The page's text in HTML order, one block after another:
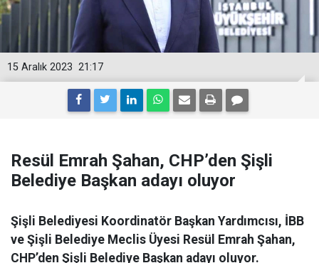
21:17
15 Aralık 2023
Resül Emrah Şahan, CHP’den Şişli
Belediye Başkan adayı oluyor
Şişli Belediyesi Koordinatör Başkan Yardımcısı, İBB
ve Şişli Belediye Meclis Üyesi Resül Emrah Şahan,
CHP’den Şişli Belediye Başkan adayı oluyor.